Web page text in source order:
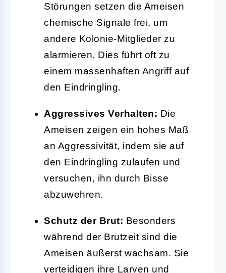
Störungen setzen die Ameisen
chemische Signale frei, um
andere Kolonie-Mitglieder zu
alarmieren. Dies führt oft zu
einem massenhaften Angriff auf
den Eindringling.
Aggressives Verhalten: Die
Ameisen zeigen ein hohes Maß
an Aggressivität, indem sie auf
den Eindringling zulaufen und
versuchen, ihn durch Bisse
abzuwehren.
Schutz der Brut: Besonders
während der Brutzeit sind die
Ameisen äußerst wachsam. Sie
verteidigen ihre Larven und